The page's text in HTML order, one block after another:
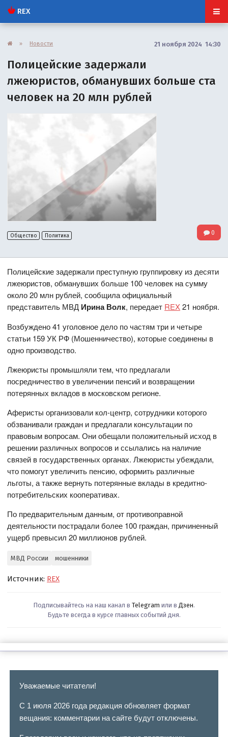
REX
» Новости 21 ноября 2024 14:30
Полицейские задержали
лжеюристов, обманувших больше ста
человек на 20 млн рублей
Общество Политика 0
Полицейские задержали преступную группировку из десяти
лжеюристов, обманувших больше 100 человек на сумму
около 20 млн рублей, сообщила официальный
представитель МВД Ирина Волк, передает REX21 ноября.
Возбуждено 41 уголовное дело по частям три и четыре
статьи 159 УК РФ (Мошенничество), которые соединены в
одно производство.
Лжеюристы промышляли тем, что предлагали
посредничество в увеличении пенсий и возвращении
потерянных вкладов в московском регионе.
Аферисты организовали кол-центр, сотрудники которого
обзванивали граждан и предлагали консультации по
правовым вопросам. Они обещали положительный исход в
решении различных вопросов и ссылались на наличие
связей в государственных органах. Лжеюристы убеждали,
что помогут увеличить пенсию, оформить различные
льготы, а также вернуть потерянные вклады в кредитно-
потребительских кооперативах.
По предварительным данным, от противоправной
деятельности пострадали более 100 граждан, причиненный
ущерб превысил 20 миллионов рублей.
МВД России мошенники
Источник: REX
Подписывайтесь на наш канал в Telegram или в Дзен.
Будьте всегда в курсе главных событий дня.
Уважаемые читатели!
С 1 июля 2026 года редакция обновляет формат
вещания: комментарии на сайте будут отключены.